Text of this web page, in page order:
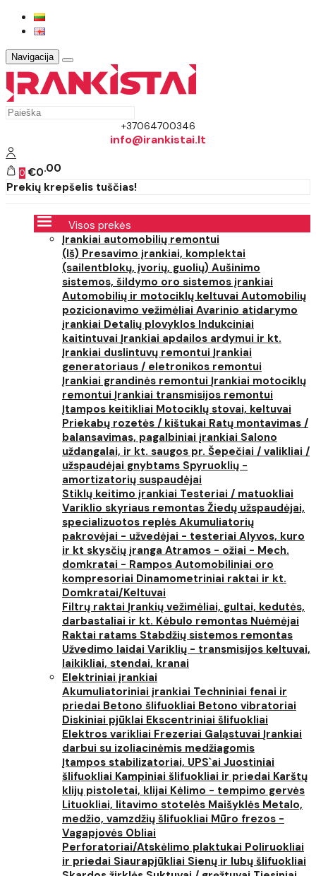
Navigacija
+37064700346
info@irankistai.lt
0 €0 00
Prekių krepšelis tuščias!
Visos prekės
Įrankiai automobilių remontui
(Iš) Presavimo įrankiai, komplektai
(sailentblokų, įvorių, guolių) Aušinimo
sistemos, šildymo oro sistemos įrankiai
Automobilių ir motociklų keltuvai Automobilių
pozicionavimo vežimėliai Avarinio atidarymo
įrankiai Detalių plovyklos Indukciniai
kaitintuvai Įrankiai apdailos ardymui ir kt.
Įrankiai duslintuvų remontui Įrankiai
generatoriaus / eletronikos remontui
Įrankiai grandinės remontui Įrankiai motociklų
remontui Įrankiai transmisijos remontui
Įtampos keitikliai Motociklų stovai, keltuvai
Priekabų rozetės / kištukai Ratų montavimas /
balansavimas, pagalbiniai įrankiai Salono
uždangalai, ir kt. saugos pr. Šepečiai / valikliai /
užspaudėjai gnybtams Spyruoklių -
amortizatorių suspaudėjai
Stiklų keitimo įrankiai Testeriai / matuokliai
Variklio skyriaus remontas Žiedų užspaudėjai,
specializuotos replės Akumuliatorių
pakrovėjai - užvedėjai - testeriai Alyvos, kuro
ir kt skysčių įranga Atramos - ožiai - Mech.
domkratai - Rampos Automobiliniai oro
kompresoriai Dinamometriniai raktai ir kt.
Domkratai/Keltuvai
Filtrų raktai Įrankių vežimėliai, gultai, kedutės,
darbastaliai ir kt. Kėbulo remontas Nuėmėjai
Raktai ratams Stabdžių sistemos remontas
Užvedimo laidai Variklių - transmisijos keltuvai,
laikikliai, stendai, kranai
Elektriniai įrankiai
Akumuliatoriniai įrankiai Techniniai fenai ir
priedai Betono šlifuokliai Betono vibratoriai
Diskiniai pjūklai Ekscentriniai šlifuokliai
Elektros varikliai Frezeriai Galąstuvai Įrankiai
darbui su izoliacinėmis medžiagomis
Įtampos stabilizatoriai, UPS`ai Juostiniai
šlifuokliai Kampiniai šlifuokliai ir priedai Karštų
klijų pistoletai, klijai Kėlimo - tempimo gervės
Lituokliai, litavimo stotelės Maišyklės Metalo,
medžio, vamzdžių šlifuokliai Mūro frezos -
Vagapjovės Obliai
Perforatoriai/Atskėlimo plaktukai Poliruokliai
ir priedai Siaurapjūkliai Sienų ir lubų šlifuokliai